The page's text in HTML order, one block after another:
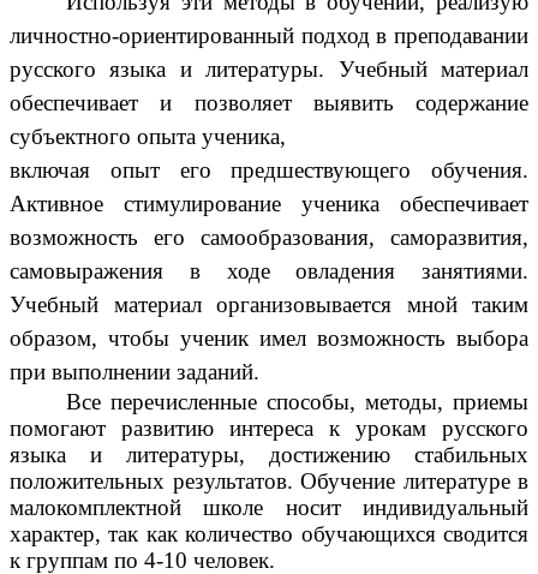
личностно-ориентированный подход в преподавании
русского языка и литературы. Учебный материал
обеспечивает и позволяет выявить содержание
субъектного опыта ученика,
включая опыт его предшествующего обучения.
Активное стимулирование ученика обеспечивает
возможность его самообразования, саморазвития,
самовыражения в ходе овладения занятиями.
Учебный материал организовывается мной таким
образом, чтобы ученик имел возможность выбора
при выполнении заданий.
Все перечисленные способы, методы, приемы
помогают развитию интереса к урокам русского
языка и литературы, достижению стабильных
положительных результатов. Обучение литературе в
малокомплектной школе носит индивидуальный
характер, так как количество обучающихся сводится
к группам по 4-10 человек.